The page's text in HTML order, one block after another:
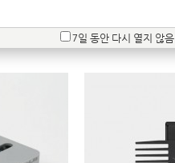
7일 동안 다시 열지 않음